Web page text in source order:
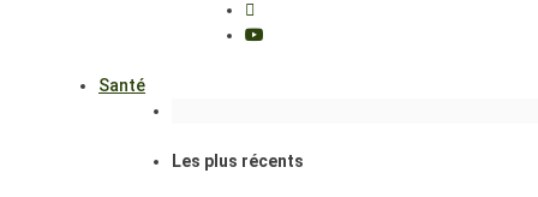
Santé
Les plus récents